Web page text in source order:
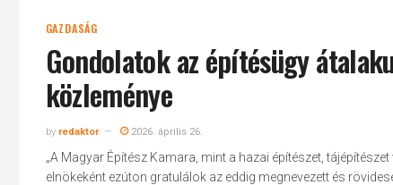
Hit enter to search or ESC to close
GAZDASÁG
Gondolatok az építésügy
közleménye
by redaktor 2026. április 26.
„A Magyar Építész Kamara, mint a hazai építészet,
elnökeként ezúton gratulálok az eddig megnevezett és